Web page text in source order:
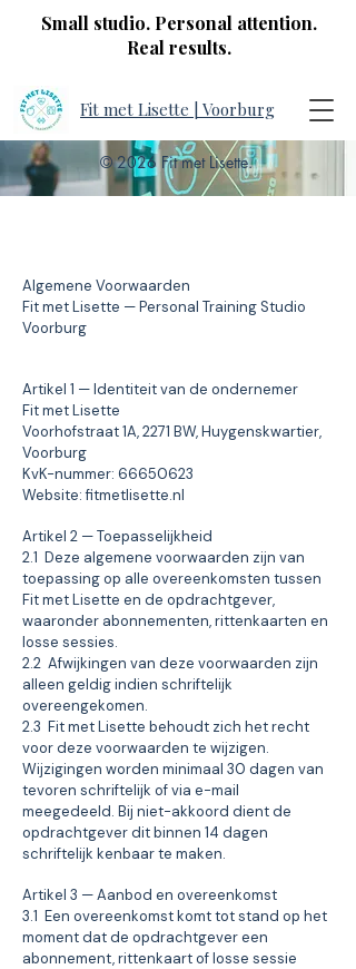
Small studio. Personal attention.
Real results.
Fit met Lisette | Voorburg
© 2026 Fit met Lisette.
Algemene Voorwaarden
Fit met Lisette — Personal Training Studio
Voorburg
Artikel 1 — Identiteit van de ondernemer
Fit met Lisette
Voorhofstraat 1A, 2271 BW, Huygenskwartier,
Voorburg
KvK-nummer: 66650623
Website: fitmetlisette.nl
Artikel 2 — Toepasselijkheid
2.1 Deze algemene voorwaarden zijn van
toepassing op alle overeenkomsten tussen
Fit met Lisette en de opdrachtgever,
waaronder abonnementen, rittenkaarten en
losse sessies.
2.2 Afwijkingen van deze voorwaarden zijn
alleen geldig indien schriftelijk
overeengekomen.
2.3 Fit met Lisette behoudt zich het recht
voor deze voorwaarden te wijzigen.
Wijzigingen worden minimaal 30 dagen van
tevoren schriftelijk of via e-mail
meegedeeld. Bij niet-akkoord dient de
opdrachtgever dit binnen 14 dagen
schriftelijk kenbaar te maken.
Artikel 3 — Aanbod en overeenkomst
3.1 Een overeenkomst komt tot stand op het
moment dat de opdrachtgever een
abonnement, rittenkaart of losse sessie